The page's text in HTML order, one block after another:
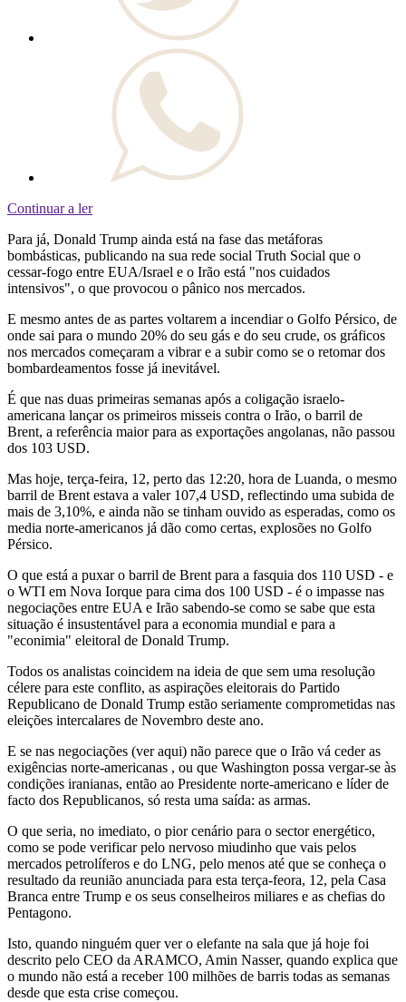
Continuar a ler
Para já, Donald Trump ainda está na fase das metáforas
bombásticas, publicando na sua rede social Truth Social que o
cessar-fogo entre EUA/Israel e o Irão está "nos cuidados
intensivos", o que provocou o pânico nos mercados.
E mesmo antes de as partes voltarem a incendiar o Golfo Pérsico, de
onde sai para o mundo 20% do seu gás e do seu crude, os gráficos
nos mercados começaram a vibrar e a subir como se o retomar dos
bombardeamentos fosse já inevitável.
É que nas duas primeiras semanas após a coligação israelo-
americana lançar os primeiros misseis contra o Irão, o barril de
Brent, a referência maior para as exportações angolanas, não passou
dos 103 USD.
Mas hoje, terça-feira, 12, perto das 12:20, hora de Luanda, o mesmo
barril de Brent estava a valer 107,4 USD, reflectindo uma subida de
mais de 3,10%, e ainda não se tinham ouvido as esperadas, como os
media norte-americanos já dão como certas, explosões no Golfo
Pérsico.
O que está a puxar o barril de Brent para a fasquia dos 110 USD - e
o WTI em Nova Iorque para cima dos 100 USD - é o impasse nas
negociações entre EUA e Irão sabendo-se como se sabe que esta
situação é insustentável para a economia mundial e para a
"econimia" eleitoral de Donald Trump.
Todos os analistas coincidem na ideia de que sem uma resolução
célere para este conflito, as aspirações eleitorais do Partido
Republicano de Donald Trump estão seriamente comprometidas nas
eleições intercalares de Novembro deste ano.
E se nas negociações (ver aqui) não parece que o Irão vá ceder as
exigências norte-americanas , ou que Washington possa vergar-se às
condições iranianas, então ao Presidente norte-americano e líder de
facto dos Republicanos, só resta uma saída: as armas.
O que seria, no imediato, o pior cenário para o sector energético,
como se pode verificar pelo nervoso miudinho que vais pelos
mercados petrolíferos e do LNG, pelo menos até que se conheça o
resultado da reunião anunciada para esta terça-feora, 12, pela Casa
Branca entre Trump e os seus conselheiros miliares e as chefias do
Pentagono.
Isto, quando ninguém quer ver o elefante na sala que já hoje foi
descrito pelo CEO da ARAMCO, Amin Nasser, quando explica que
o mundo não está a receber 100 milhões de barris todas as semanas
desde que esta crise começou.